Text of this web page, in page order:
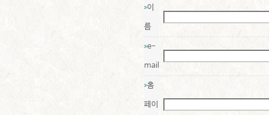
이
름
e-
mail
홈
페이